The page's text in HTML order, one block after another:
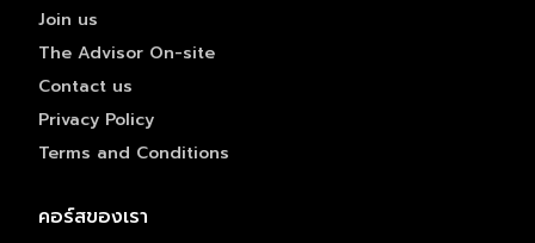
Join us
The Advisor On-site
Contact us
Privacy Policy
Terms and Conditions
คอร์สของเรา